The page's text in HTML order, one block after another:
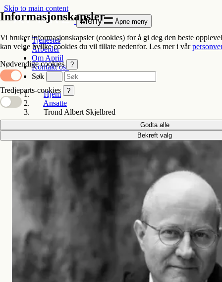
Skip to main content
Meny Åpne meny
Tjenester
Arbeider
Om Apriil
Kontakt oss
Søk
Hjem
Ansatte
Trond Albert Skjelbred
Informasjonskapsler
Vi bruker informasjonskapsler (cookies) for å gi deg den beste
kan velge hvilke cookies du vil tillate nedenfor. Les mer i vår
Nødvendige cookies ?
Tredjeparts-cookies ?
Godta alle
Bekreft valg